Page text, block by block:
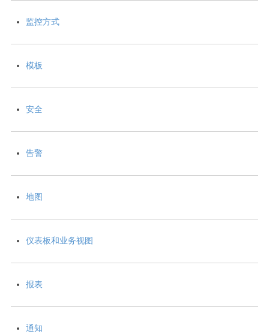
监控方式
模板
安全
告警
地图
仪表板和业务视图
报表
通知